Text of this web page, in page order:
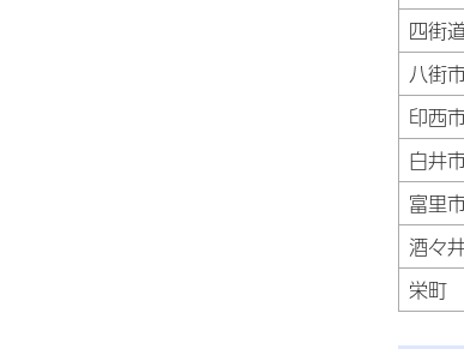
四街
八街
印西
白井
富里
酒々
栄町